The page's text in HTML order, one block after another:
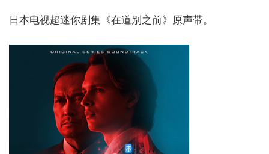
日本电视超迷你剧集《在道别之前》原声带。